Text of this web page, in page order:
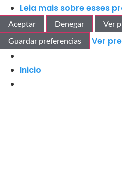
Leia mais sobre esses
Aceptar Denegar
Ver
Guardar preferencias
Ver
Inicio